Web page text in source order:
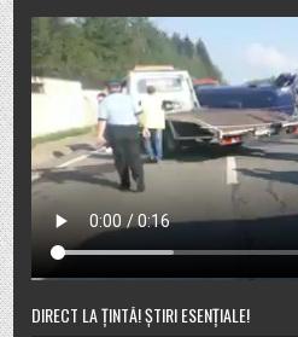
DIRECT LA ȚINTĂ! ȘTIRI ESENȚIALE!